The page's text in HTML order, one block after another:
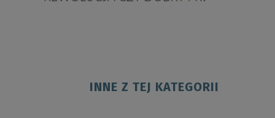
INNE Z TEJ KATEGORII